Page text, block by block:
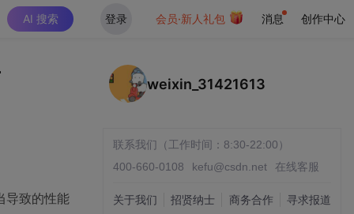
AI 搜索 登录 会员·新人礼包 消息 创作中心
导致的性能
weixin_31421613
联系我们（工作时间：8:30-22:00）
400-660-0108
kefu@csdn.net 在线客服
关于我们 招贤纳士 商务合作 寻求报道